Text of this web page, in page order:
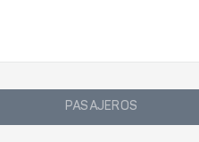
PASAJEROS